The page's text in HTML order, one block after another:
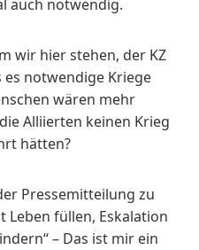
auch notwendig.
wir hier stehen, der KZ
notwendige Kriege
wären mehr
Alliierten keinen Krieg
hätten?
Pressemitteilung zu
Leben füllen, Eskalation
– Das ist mir ein